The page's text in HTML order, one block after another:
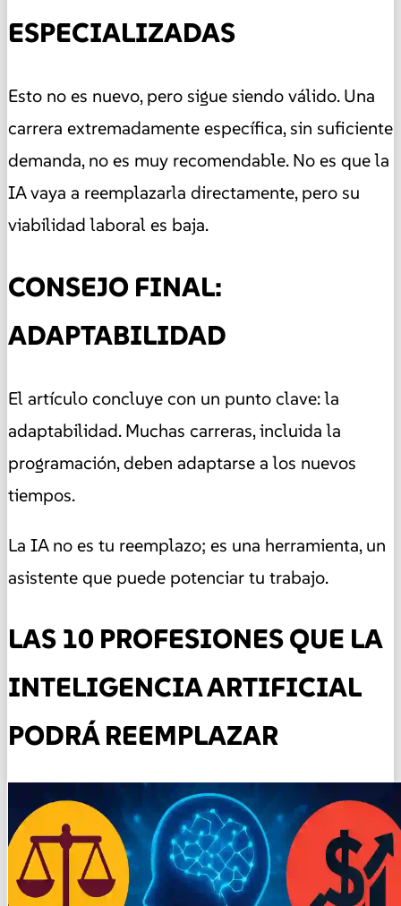
ESPECIALIZADAS
Esto no es nuevo, pero sigue siendo válido. Una
carrera extremadamente específica, sin suficiente
demanda, no es muy recomendable. No es que la
IA vaya a reemplazarla directamente, pero su
viabilidad laboral es baja.
CONSEJO FINAL:
ADAPTABILIDAD
El artículo concluye con un punto clave: la
adaptabilidad. Muchas carreras, incluida la
programación, deben adaptarse a los nuevos
tiempos.
La IA no es tu reemplazo; es una herramienta, un
asistente que puede potenciar tu trabajo.
LAS 10 PROFESIONES QUE LA
INTELIGENCIA ARTIFICIAL
PODRÁ REEMPLAZAR